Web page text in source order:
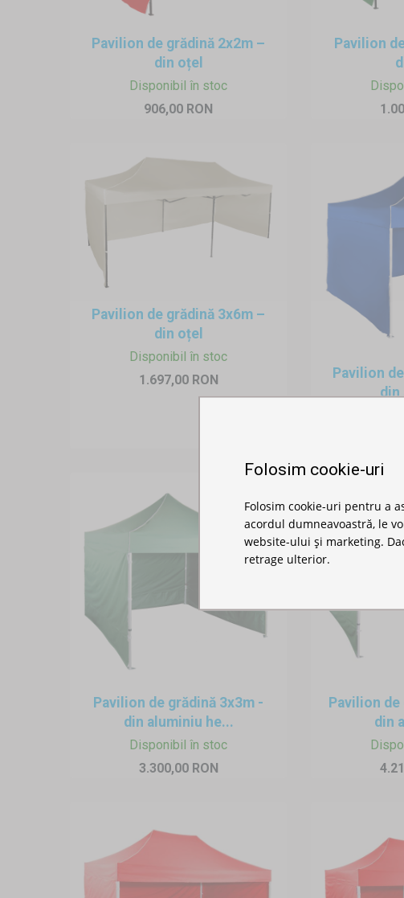
către o singură persoană în câteva
Depozitare și transport corturi si
Pavilionul pliat încape în portbagajul
acoperiș înainte de depozitare pentru
Pavilion de grădină 2x2m –
din oțel
Disponibil în stoc
906,00 RON
Pavilion
Pavilion de grădină 3x6m –
din oțel
Disponibil în stoc
1.697,00 RON
Pavilion
din
Pavilion de grădină 3x3m -
din aluminiu he...
Disponibil în stoc
3.300,00 RON
Pavilion de
din
Folosim cookie-uri
Folosim cookie-uri pentru a
acordul dumneavoastră, le
website-ului și marketing.
retrage ulterior.